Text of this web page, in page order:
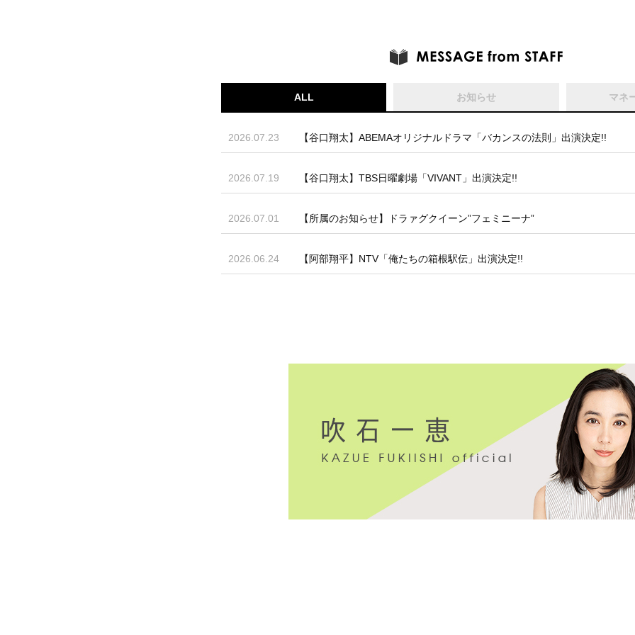
ALL お知らせ マネ
2026.07.23 【谷口翔太】ABEMAオリジナルドラマ「バカンスの法則」出演決定!!
2026.07.19 【谷口翔太】TBS日曜劇場「VIVANT」出演決定!!
2026.07.01 【所属のお知らせ】ドラァグクイーン”フェミニーナ”
2026.06.24 【阿部翔平】NTV「俺たちの箱根駅伝」出演決定!!